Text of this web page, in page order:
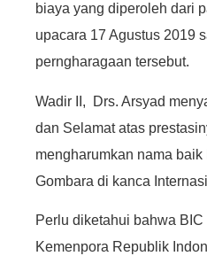
biaya yang diperoleh dari
upacara 17 Agustus 2019
perngharagaan tersebut.
Wadir II, Drs. Arsyad
dan Selamat atas
mengharumkan nama
Gombara di kanca
Perlu diketahui bahwa
Kemenpora Republik